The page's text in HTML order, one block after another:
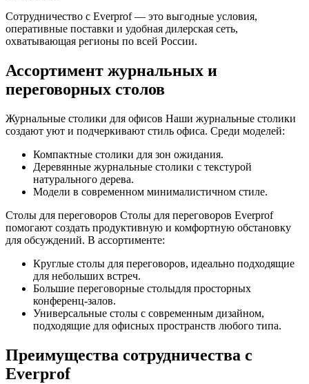
Сотрудничество с Everprof — это выгодные условия,
оперативные поставки и удобная дилерская сеть,
охватывающая регионы по всей России.
Ассортимент журнальных и
переговорных столов
Журнальные столики для офисов Наши журнальные столики
создают уют и подчеркивают стиль офиса. Среди моделей:
Компактные столики для зон ожидания.
Деревянные журнальные столики с текстурой
натурального дерева.
Модели в современном минималистичном стиле.
Столы для переговоров Столы для переговоров Everprof
помогают создать продуктивную и комфортную обстановку
для обсуждений. В ассортименте:
Круглые столы для переговоров, идеально подходящие
для небольших встреч.
Большие переговорные столыдля просторных
конференц-залов.
Универсальные столы с современным дизайном,
подходящие для офисных пространств любого типа.
Преимущества сотрудничества с
Everprof